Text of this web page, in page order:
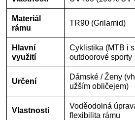
Materiál
rámu
TR90 (Grilamid)
Hlavní
využití
Cyklistika (MTB i
outdoorové sporty
Určení
Dámské / Ženy
užším obličejem)
Vlastnosti
Voděodolná
flexibilita rámu